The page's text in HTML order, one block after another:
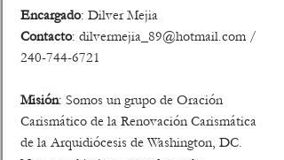
Encargado: Dilver Mejia
Contacto: dilvermejia_89@hotmail.com/
240-744-6721
Misión: Somos un grupo de Oración
Carismático de la Renovación Carismática
de la Arquidiócesis de Washington, DC.